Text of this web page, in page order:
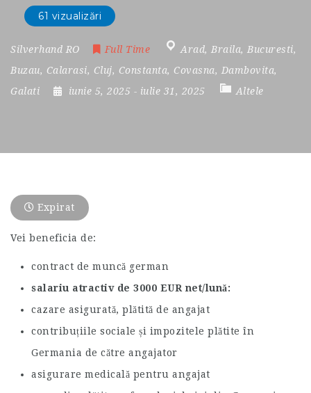
61 vizualizări
Silverhand RO Full Time Arad, Braila, Bucuresti,
Buzau, Calarasi, Cluj, Constanta, Covasna, Dambovita,
Galati
iunie 5, 2025 - iulie 31, 2025 Altele
Expirat
Vei beneficia de:
contract de muncă german
salariu atractiv de 3000 EUR net/lună
cazare asigurată, plătită de angajat
contribuțiile sociale și impozitele plătite în
Germania de către angajator
asigurare medicală pentru angajat